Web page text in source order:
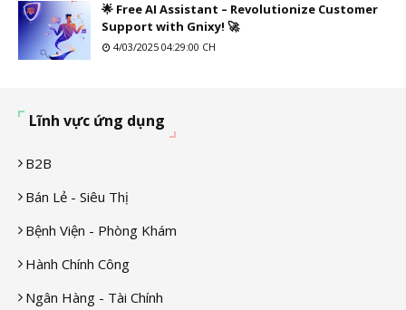
🌟 Free AI Assistant – Revolutionize Customer
Support with Gnixy! 🚀
4/03/2025 04:29:00 CH
Lĩnh vực ứng dụng
B2B
Bán Lẻ - Siêu Thị
Bệnh Viện - Phòng Khám
Hành Chính Công
Ngân Hàng - Tài Chính